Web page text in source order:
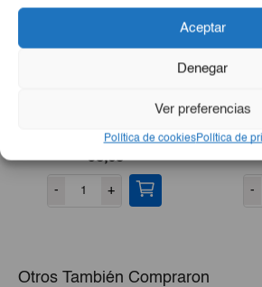
Aceptar
Denegar
Ver preferencias
Política de cookiesPolítica de
Bistec De Cerdo 3Lb
€8,65
- +
Natilla
-
Otros También Compraron